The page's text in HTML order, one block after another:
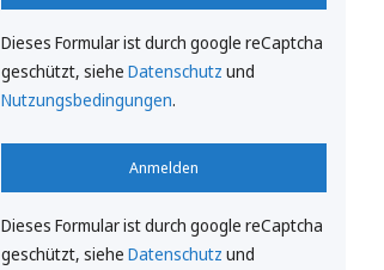
Dieses Formular ist durch google reCaptcha
geschützt, siehe Datenschutz und
Nutzungsbedingungen.
Anmelden
Dieses Formular ist durch google reCaptcha
geschützt, siehe Datenschutz und